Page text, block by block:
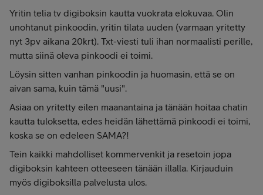
Yritin telia tv digiboksin kautta vuokrata elokuvaa. Olin
unohtanut pinkoodin, yritin tilata uuden (varmaan yritetty
nyt 3pv aikana 20krt). Txt-viesti tuli ihan normaalisti perille,
mutta siinä oleva pinkoodi ei toimi.
Löysin sitten vanhan pinkoodin ja huomasin, että se on
aivan sama, kuin tämä "uusi".
Asiaa on yritetty eilen maanantaina ja tänään hoitaa chatin
kautta tuloksetta, edes heidän lähettämä pinkoodi ei toimi,
koska se on edeleen SAMA?!
Tein kaikki mahdolliset kommervenkit ja resetoin jopa
digiboksin kahteen otteeseen tänään illalla. Kirjauduin
myös digiboksilla palvelusta ulos.